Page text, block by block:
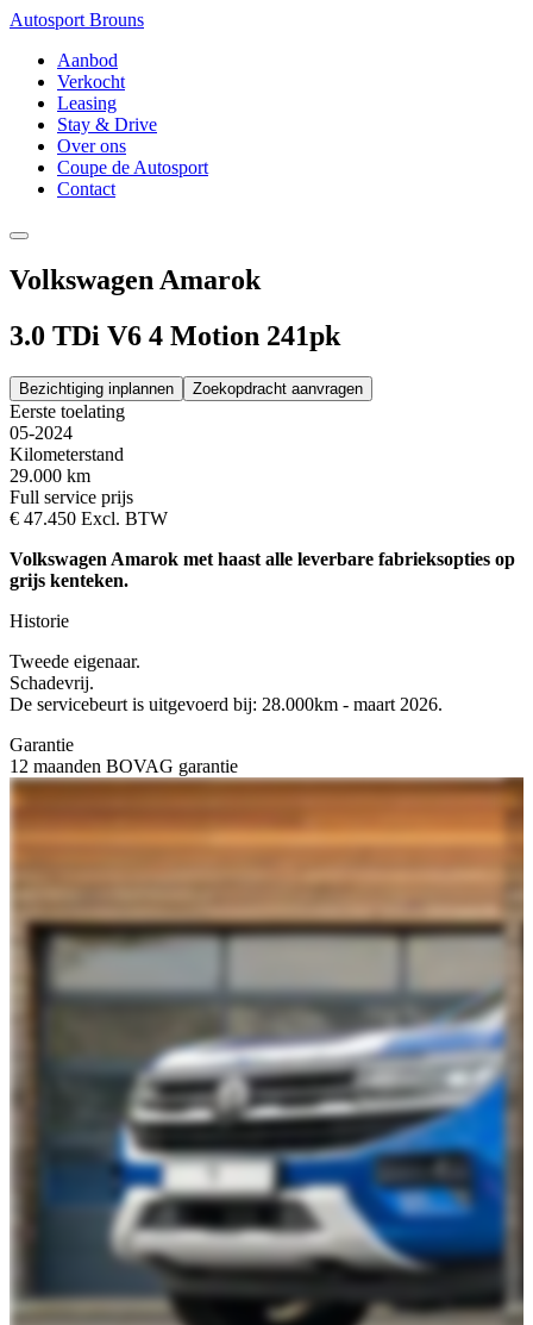
Autosport Brouns
Aanbod
Verkocht
Leasing
Stay & Drive
Over ons
Coupe de Autosport
Contact
Volkswagen Amarok
3.0 TDi V6 4 Motion 241pk
Bezichtiging inplannen Zoekopdracht aanvragen
Eerste toelating
05-2024
Kilometerstand
29.000 km
Full service prijs
€ 47.450 Excl. BTW
Volkswagen Amarok met haast alle leverbare fabrieksopties op
grijs kenteken.
Historie
Tweede eigenaar.
Schadevrij.
De servicebeurt is uitgevoerd bij: 28.000km - maart 2026.
Garantie
12 maanden BOVAG garantie